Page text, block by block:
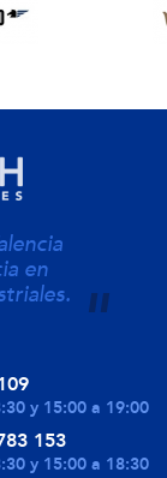
en
y 15:00 a 19:00
153
y 15:00 a 18:30